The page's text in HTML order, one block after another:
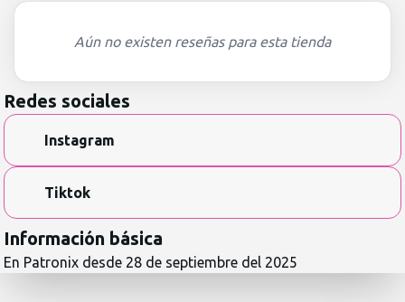
Aún no existen reseñas para esta tienda
Redes sociales
Instagram
Tiktok
Información básica
En Patronix desde 28 de septiembre del 2025